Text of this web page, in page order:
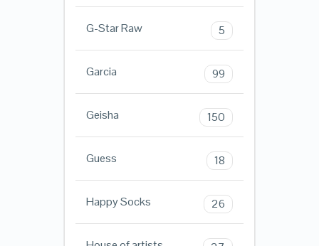
G-Star Raw 5
Garcia 99
Geisha 150
Guess 18
Happy Socks 26